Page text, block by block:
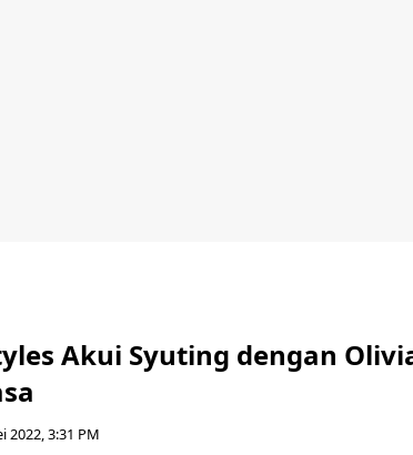
Akui Syuting dengan
2022, 3:31 PM